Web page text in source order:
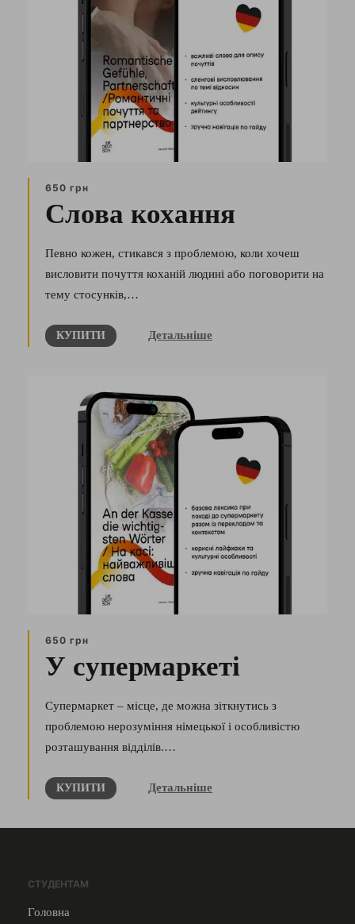
650 грн
Слова кохання
Певно кожен, стикався з проблемою, коли хочеш
висловити почуття коханій людині або поговорити на
тему стосунків,…
КУПИТИ Детальніше
650 грн
У супермаркеті
Супермаркет – місце, де можна зіткнутись з
проблемою нерозуміння німецької і особливістю
розташування відділів.…
КУПИТИ Детальніше
СТУДЕНТАМ
Головна